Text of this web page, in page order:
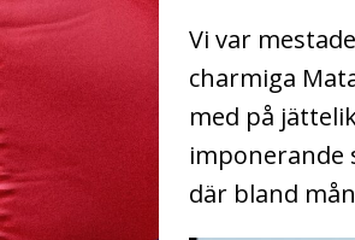
Vi var
charmiga
med på
imponerande
där bland